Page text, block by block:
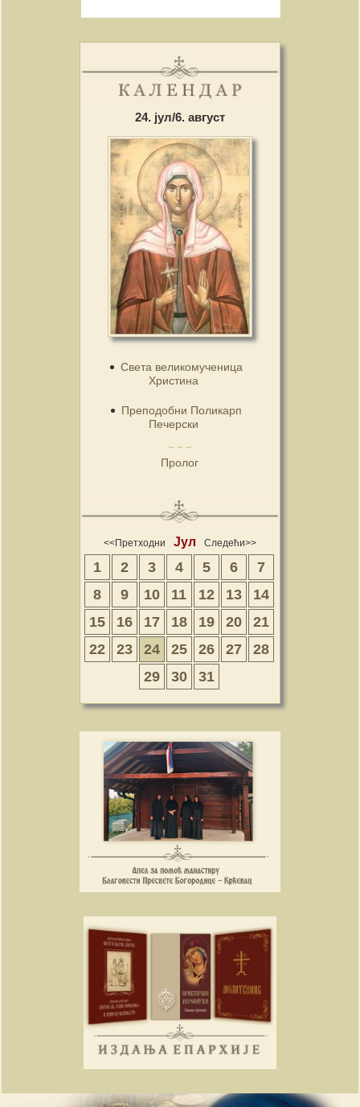
24. јул/6. август
Света великомученица
Христина
Преподобни Поликарп
Печерски
Пролог
<<Претходни Јул Следећи>>
1 2 3 4 5 6
7
8
9 10 11 12 13
14
15
16 17 18 19 20
21
22
23 24 25 26 27
28
29
30 31